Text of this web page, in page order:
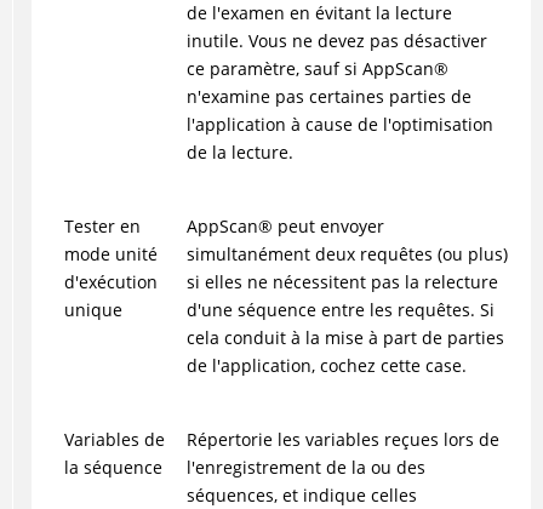
de l'examen en évitant la lecture
inutile. Vous ne devez pas désactiver
ce paramètre, sauf si AppScan®
n'examine pas certaines parties de
l'application à cause de l'optimisation
de la lecture.
Tester en
mode unité
d'exécution
unique
AppScan® peut envoyer
simultanément deux requêtes (ou plus)
si elles ne nécessitent pas la relecture
d'une séquence entre les requêtes. Si
cela conduit à la mise à part de parties
de l'application, cochez cette case.
Variables de
la séquence
Répertorie les variables reçues lors de
l'enregistrement de la ou des
séquences, et indique celles